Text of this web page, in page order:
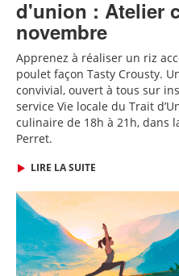
d'union : Atelier
novembre
Apprenez à réaliser un riz
poulet façon Tasty Crousty.
convivial, ouvert à tous sur
service Vie locale du Trait
culinaire de 18h à 21h, dans
Perret.
LIRE LA SUITE